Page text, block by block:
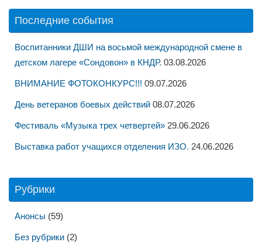
Последние события
Воспитанники ДШИ на восьмой международной смене в
детском лагере «Сондовон» в КНДР. 03.08.2026
ВНИМАНИЕ ФОТОКОНКУРС!!! 09.07.2026
День ветеранов боевых действий 08.07.2026
Фестиваль «Музыка трех четвертей» 29.06.2026
Выставка работ учащихся отделения ИЗО. 24.06.2026
Рубрики
Анонсы (59)
Без рубрики (2)